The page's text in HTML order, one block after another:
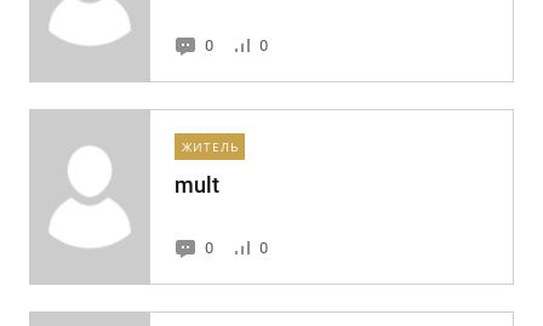
0 0
ЖИТЕЛЬ
mult
0 0